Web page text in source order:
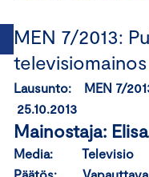
MEN 7/2013:
televisiomainos
Lausunto:
25.10.2013
Mainostaja:
Media: Televisio